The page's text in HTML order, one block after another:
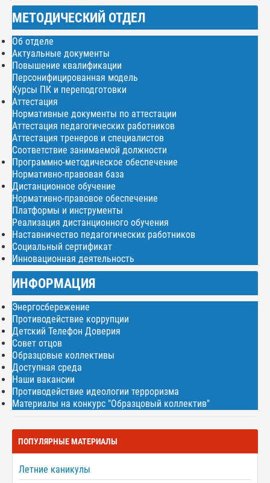
МЕТОДИЧЕСКИЙ ОТДЕЛ
Об отделе
Актуальные документы
Повышение квалификации
Персонифицированная модель
Курсы ПК и переподготовки
Аттестация
Нормативные документы по аттестации
Аттестация педагогических работников
Аттестация тренеров и специалистов
Соответствие занимаемой должности
Программно-методическое обеспечение
Нормативно-правовая база
Дистанционное обучение
Нормативно-правовое обеспечение
Платформы и инструменты
Реализация дистанционного обучения
Наставничество педагогических работников
Социальный сертификат
Инновационная деятельность
ИНФОРМАЦИЯ
Энергосбережение
Противодействие коррупции
Детский Телефон Доверия
Совет отцов
Образцовые коллективы
Доступная среда
Наши вакансии
Противодействие идеологии терроризма
Материалы на конкурс "Образцовый коллектив"
ПОПУЛЯРНЫЕ МАТЕРИАЛЫ
Летние каникулы